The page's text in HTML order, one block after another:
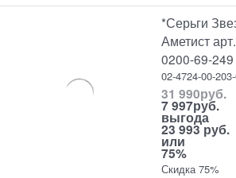
*Серьги
Аметист
0200-69-249
02-4724-00-
31 990руб.
7 997руб.
выгода
23 993 руб.
или
75%
Скидка 75%